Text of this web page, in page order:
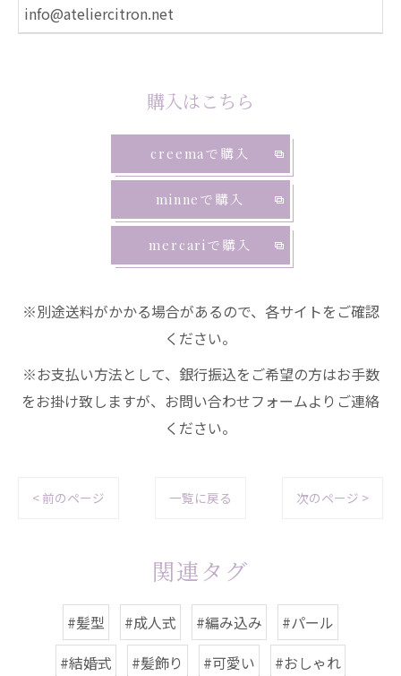
info@ateliercitron.net
購入はこちら
creemaで購入
minneで購入
mercariで購入
※別途送料がかかる場合があるので、各サイトをご確認
ください。
※お支払い方法として、銀行振込をご希望の方はお手数
をお掛け致しますが、お問い合わせフォームよりご連絡
ください。
< 前のページ 一覧に戻る 次のページ >
関連タグ
#髪型 #成人式 #編み込み
#パール
#結婚式
#髪飾り #可愛い
#おしゃれ